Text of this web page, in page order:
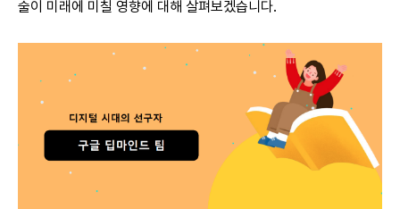
술이 미래에 미칠 영향에 대해 살펴보겠습니다.